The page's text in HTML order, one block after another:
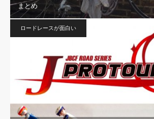
まとめ
ロードレースが面白い